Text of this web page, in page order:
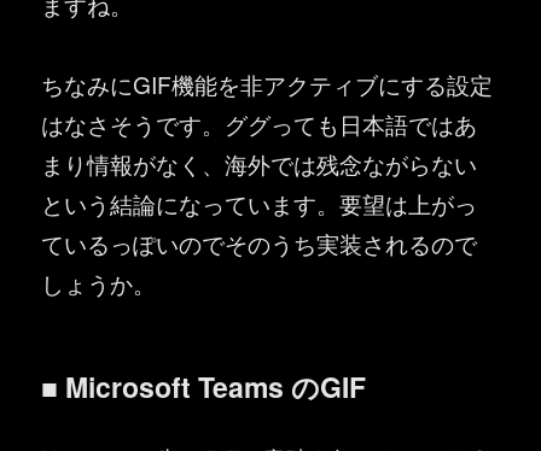
ちなみにGIF機能を非アクティブにする設定
はなさそうです。ググっても日本語ではあ
まり情報がなく、海外では残念ながらない
という結論になっています。要望は上がっ
ているっぽいのでそのうち実装されるので
しょうか。
■ Microsoft Teams のGIF